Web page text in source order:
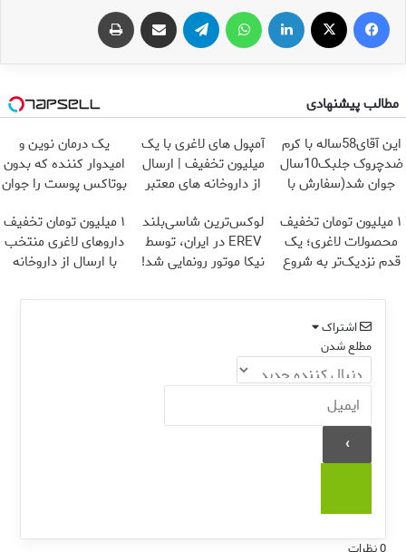
فیس بوک لینکدین تلگرام اشتراک گذاری از طریق ایمیل
مطالب پیشنهادی
این آقای58ساله با کرم
ضدچروک جلبک10سال
جوان شد(سفارش با
آمپول های لاغری با یک
میلیون تخفیف | ارسال
از داروخانه های معتبر
یک درمان نوین و
امیدوار کننده که بدون
بوتاکس پوست را جوان
۱ میلیون تومان تخفیف
محصولات لاغری؛ یک
قدم نزدیک‌تر به شروع
لوکس‌ترین شاسی‌بلند
EREV در ایران، توسط
نیکا موتور رونمایی شد!
۱ میلیون تومان تخفیف
داروهای لاغری منتخب
با ارسال از داروخانه
اشتراک
مطلع شدن